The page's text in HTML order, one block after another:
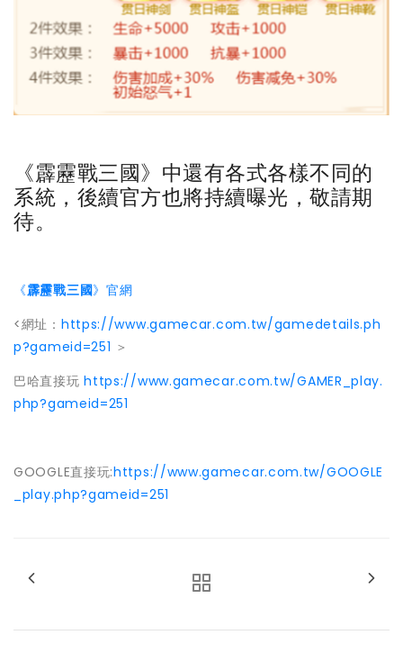
《霹靂戰三國》中還有各式各樣不同的
系統，後續官方也將持續曝光，敬請期
待。
《霹靂戰三國》官網
<網址： https://www.gamecar.com.tw/gamedetails.ph
p?gameid=251 ＞
巴哈直接玩https://www.gamecar.com.tw/GAMER_play.
php?gameid=251
GOOGLE直接玩:https://www.gamecar.com.tw/GOOGLE
_play.php?gameid=251